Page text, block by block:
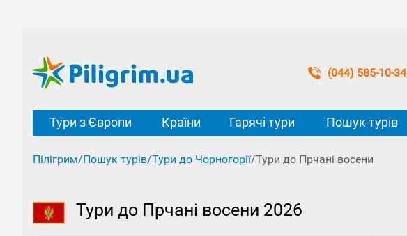
(044) 585-10-34
Тури з Європи Країни Гарячі тури Пошук турів
Пілігрим/Пошук турів/Тури до Чорногорії/Тури до Прчані восени
Тури до Прчані восени 2026